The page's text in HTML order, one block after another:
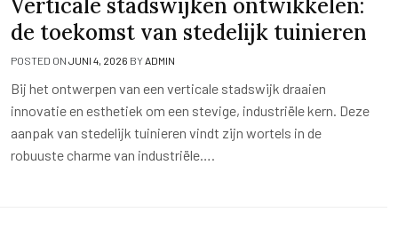
Verticale stadswijken ontwikkelen:
de toekomst van stedelijk tuinieren
POSTED ON JUNI 4, 2026 BYADMIN
Bij het ontwerpen van een verticale stadswijk draaien
innovatie en esthetiek om een stevige, industriële kern. Deze
aanpak van stedelijk tuinieren vindt zijn wortels in de
robuuste charme van industriële….